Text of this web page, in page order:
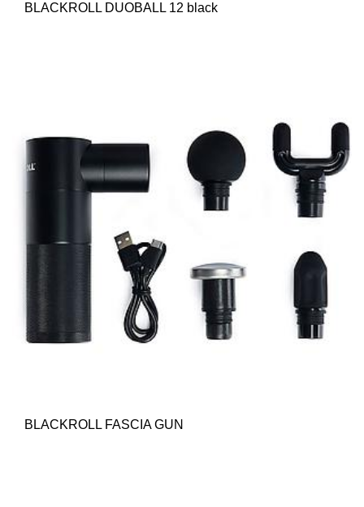
BLACKROLL DUOBALL 12 black
BLACKROLL FASCIA GUN